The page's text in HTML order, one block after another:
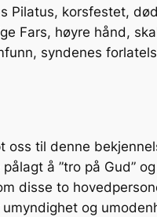
Pilatus, korsfestet,
Fars, høyre hånd,
syndenes
til denne
å ”tro på Gud”
disse to
og